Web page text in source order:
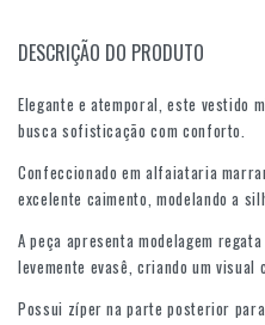
DESCRIÇÃO DO PRODUTO
Elegante e atemporal, este vestido
busca sofisticação com conforto.
Confeccionado em alfaiataria
excelente caimento, modelando a
A peça apresenta modelagem
levemente evasê, criando um visual
Possui zíper na parte posterior